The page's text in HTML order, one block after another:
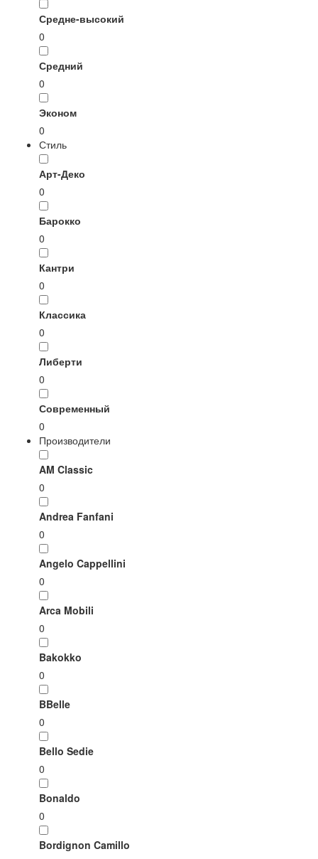
Средне-высокий
0
Средний
0
Эконом
0
Стиль
Арт-Деко
0
Барокко
0
Кантри
0
Классика
0
Либерти
0
Современный
0
Производители
AM Classic
0
Andrea Fanfani
0
Angelo Cappellini
0
Arca Mobili
0
Bakokko
0
BBelle
0
Bello Sedie
0
Bonaldo
0
Bordignon Camillo